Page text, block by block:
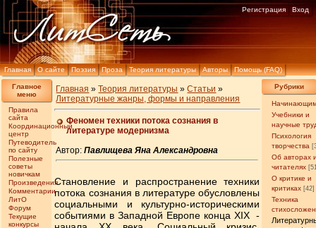
Главная О сайте Поэзия Проза Теория литературы Авторы Помощь (FAQ)
Регистрация Вход
Главное
меню
Правила
сайта
Координационный
центр
Путеводитель
по сайту
Полезные
советы
новичкам
Произведения
Комментарии
ЛитО
Форум
Текущие
конкурсы
Рубрики
Учебники и
научные
Психология
творчества
Об авторах
читателях
О критике и
критиках [42]
Техника
Главная »Теория литературы »Статьи »
Литературные жанры, формы и направления
Феномен техники потока сознания в
литературе модернизма
Автор:Павлищева Яна Александровна
Становление и распространение техники
потока сознания в литературе обусловлены
социальными и культурно-историческими
событиями в Западной Европе конца ХІХ -